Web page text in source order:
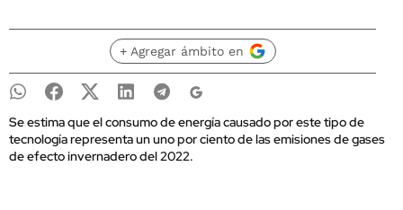
+ Agregar ámbito en
Se estima que el consumo de energía causado por este tipo de
tecnología representa un uno por ciento de las emisiones de gases
de efecto invernadero del 2022.